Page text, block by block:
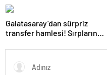
Galatasaray’dan sürpriz
transfer hamlesi! Sırpların